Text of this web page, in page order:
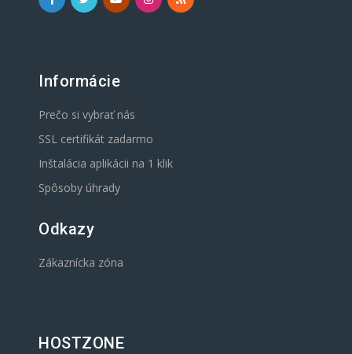
Informácie
Prečo si vybrať nás
SSL certifikát zadarmo
Inštalácia aplikácii na 1 klik
Spôsoby úhrady
Odkazy
Zákaznícka zóna
HOSTZONE